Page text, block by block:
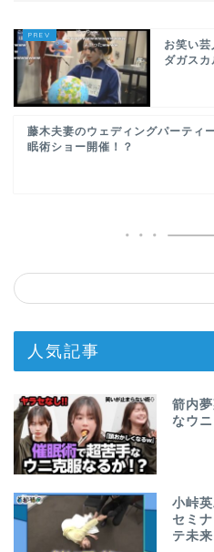
お笑い
ダガスカ
藤木夫妻のウェディングパーティ
眠術ショー開催！？
人気記事
箭内
なウ
小峠
セミ
テ未